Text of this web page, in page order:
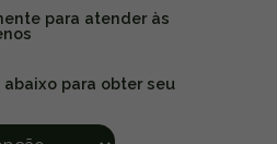
para atender às
para obter seu